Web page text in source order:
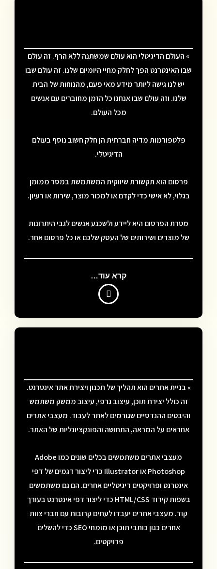
» העולם הדיגיטלי הוא עולם שמשתנה ללא הרף. זה עולם
שבו האינטרנט הפך לחלק מחיי היומיום שלנו. זה עולם שבו
יש לנו גישה ליותר מידע מאי פעם, מהנוחות של הבית
שלנו. וזה עולם שבו אנחנו כל הזמן מחוברים עם אנשים
מכל העולם.
פלטפורמות מדיה חברתית הן חלק חשוב נוסף בעולם
הדיגיטלי.
פרסום הוא תקשורת שיווקית המשתמשת במסר ממומן
בגלוי, לא אישי כדי לקדם או למכור מוצר, שירות או רעיון.
מטרת הפרסום היא ליידע ולשכנע אנשים לגבי היתרונות
של מוצרים ושירותים של העסק שלכם או כל פרסום אחר.
קרא עוד…
» בניית אתרים הוא תהליך של תכנון ויצירת אתר אינטרנט.
זה כולל יצירת תוכן, עיצוב גרפי, עיצוב ממשק משתמש
והיבטים ההנדסיים שגורמים לאתר לעבוד. מעצבי אתרים
אחראים על המראה, התחושה והפונקציונליות של האתר.
מעצבי אתרים משתמשים בכלים שונים כמו Adobe
Photoshop או Illustrator כדי ליצור דגמים של דפי
אינטרנט ופרויקטים דיגיטליים אחרים. הם גם משתמשים
בשפות קידוד HTML/CSS כדי ליצור דפי אינטרנט בעורך
קוד. מעצבי אתרים יעבדו לעתים קרובות עם חברי צוות
אחרים כגון כותבי תוכן או מומחי SEO כדי להשלים
פרויקטים.